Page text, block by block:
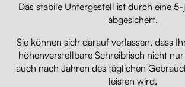
Das stabile Untergestell ist durch eine
abgesichert.
Sie können sich darauf verlassen, dass
höhenverstellbare Schreibtisch nicht
auch nach Jahren des täglichen
leisten wird.